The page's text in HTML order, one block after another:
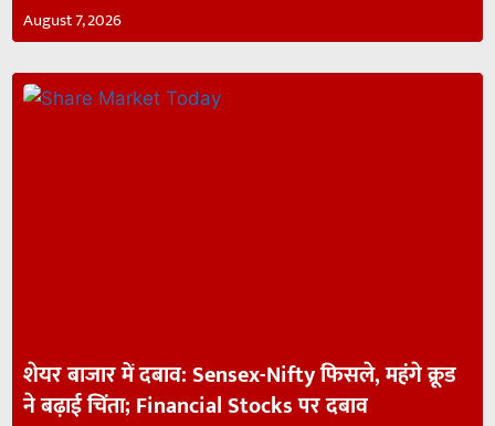
August 7, 2026
शेयर बाजार में दबाव: Sensex-Nifty फिसले, महंगे क्रूड
ने बढ़ाई चिंता; Financial Stocks पर दबाव